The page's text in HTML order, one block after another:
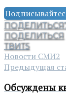
ПОДЕЛИТЬСЯ
ПОДЕЛИТЬСЯ
ТВИТ5
Новости СМИ2
Предыдущая
Обсуждены